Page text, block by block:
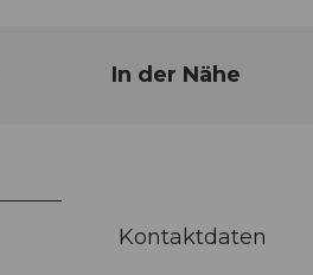
In der Nähe
Kontaktdaten